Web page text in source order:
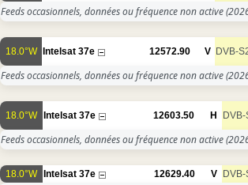
Feeds occasionnels, données ou fréquence non active
18.0°W Intelsat 37e 12572.90 V DVB-
Feeds occasionnels, données ou fréquence non active
18.0°W Intelsat 37e 12603.50 H DVB-
Feeds occasionnels, données ou fréquence non active
18.0°W Intelsat 37e 12629.40 V DVB-